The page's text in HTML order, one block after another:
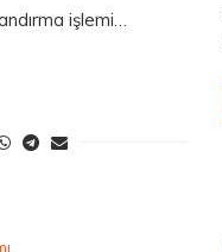
işlemi…